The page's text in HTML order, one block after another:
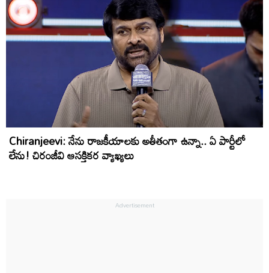
Chiranjeevi: నేను రాజకీయాలకు అతీతంగా ఉన్నా.. ఏ పార్టీలో
లేను! చిరంజీవి ఆస‌క్తిక‌ర వ్యాఖ్య‌లు